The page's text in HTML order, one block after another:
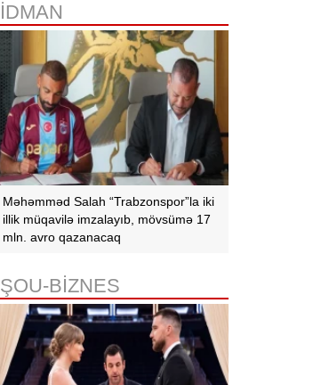
İDMAN
Məhəmməd Salah “Trabzonspor”la iki
illik müqavilə imzalayıb, mövsümə 17
mln. avro qazanacaq
ŞOU-BİZNES